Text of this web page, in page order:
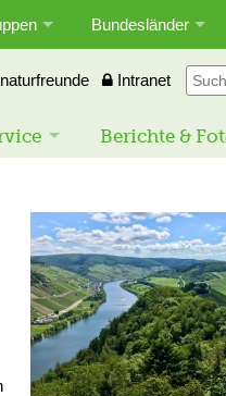
Bundesländer
Intranet
Berichte &